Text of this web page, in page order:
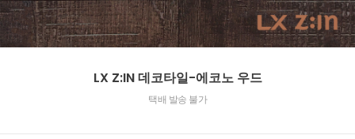
LX Z:IN 데코타일-에코노 우드
택배 발송 불가